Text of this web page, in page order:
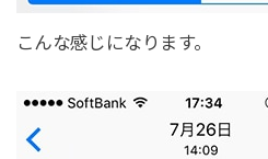
こんな感じになります。